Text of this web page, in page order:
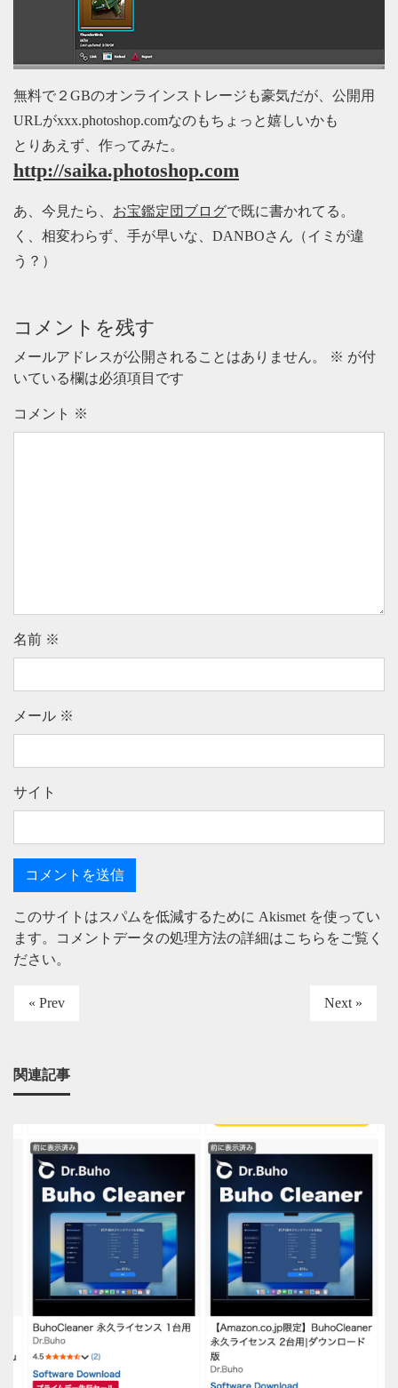
無料で２GBのオンラインストレージも豪気だが、公開用
URLがxxx.photoshop.comなのもちょっと嬉しいかも
とりあえず、作ってみた。
http://saika.photoshop.com
あ、今見たら、 お宝鑑定団ブログで既に書かれてる。
く、相変わらず、手が早いな、DANBOさん（イミが違
う？）
コメントを残す
メールアドレスが公開されることはありません。 ※ が付
いている欄は必須項目です
コメント ※
名前 ※
メール ※
サイト
このサイトはスパムを低減するために Akismet を使ってい
ます。
コメントデータの処理方法の詳細はこちらをご覧く
ださい。
« Prev Next »
関連記事